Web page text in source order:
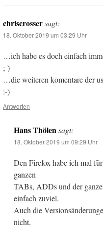
chriscrossersagt:
18. Oktober 2019 um 03:29 Uhr
…ich habe es doch einfach
;-)
…die weiteren komentare der
:-)
Antworten
Hans Thölen sagt:
18. Oktober 2019 um 09:29 Uhr
Den Firefox habe ich mal
ganzen
TABs, ADDs und der
einfach zuviel.
Auch die
nicht.